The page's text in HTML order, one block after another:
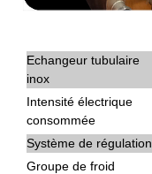
Echangeur tubulaire
inox
Intensité électrique
consommée
Système de régulation
Groupe de froid